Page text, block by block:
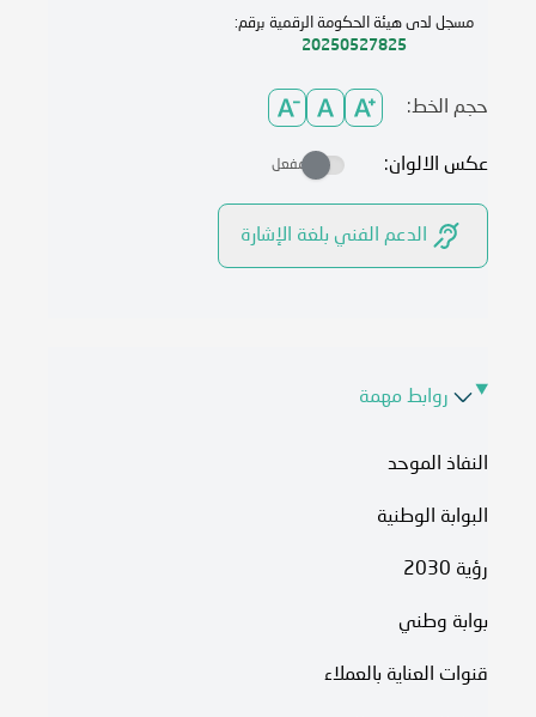
مسجل لدى هيئة الحكومة الرقمية برقم:
20250527825
حجم الخط:
عكس الالوان: مفعل
الدعم الفني بلغة الإشارة
روابط مهمة
النفاذ الموحد
البوابة الوطنية
رؤية 2030
بوابة وطني
قنوات العناية بالعملاء